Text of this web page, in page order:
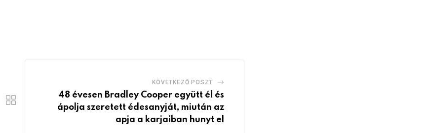
KÖVETKEZŐ POSZT
48 évesen Bradley Cooper együtt él és
ápolja szeretett édesanyját, miután az
apja a karjaiban hunyt el